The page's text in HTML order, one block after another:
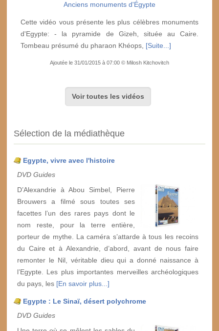
Anciens monuments d'Égypte
Cette vidéo vous présente les plus célèbres monuments
d'Egypte: - la pyramide de Gizeh, située au Caire.
Tombeau présumé du pharaon Khéops, [Suite...]
Ajoutée le 31/01/2015 à 07:00 © Milosh Kitchovitch
Voir toutes les vidéos
Sélection de la médiathèque
Egypte, vivre avec l'histoire
DVD Guides
D’Alexandrie à Abou Simbel, Pierre
Brouwers a filmé sous toutes ses
facettes l’un des rares pays dont le
nom reste, pour la terre entière,
porteur de mythe. La caméra s’attarde à tous les recoins
du Caire et à Alexandrie, d’abord, avant de nous faire
remonter le Nil, véritable dieu qui a donné naissance à
l’Egypte. Les plus importantes merveilles archéologiques
du pays, les [En savoir plus...]
Egypte : Le Sinaï, désert polychrome
DVD Guides